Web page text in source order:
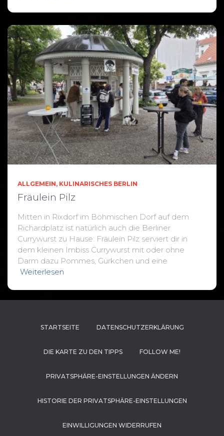
ALLGEMEIN KULINARISCHES BERLIN
Fräulein Pilz
Mitten in Rixdorf im Böhmischen Dorf auf dem
Richardplatz ist natürlich auch die Berliner
Currywurst zu Hause: Fräulein Pilz serviert dir in
dem kleinen Imbiss Currywurst mit oder ohne
Darm dazu Pommes, Gürkchen und eine
Weiterlesen
STARTSEITE DATENSCHUTZERKLÄRUNG
DIE KARTE ZU DEN TIPPS FOLLOW ME!
PRIVATSPHÄRE-EINSTELLUNGEN ÄNDERN
HISTORIE DER PRIVATSPHÄRE-EINSTELLUNGEN
EINWILLIGUNGEN WIDERRUFEN